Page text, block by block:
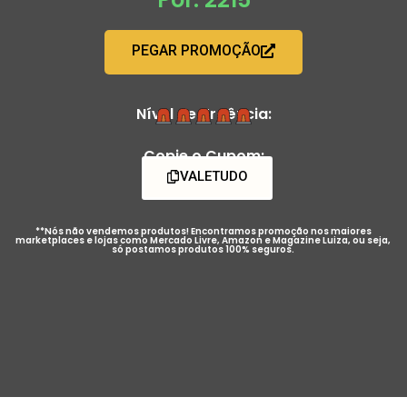
PEGAR PROMOÇÃO
Nível de Urgência:
Copie o Cupom:
VALETUDO
**Nós não vendemos produtos! Encontramos promoção nos maiores
marketplaces e lojas como Mercado Livre, Amazon e Magazine Luiza, ou seja,
só postamos produtos 100% seguros.